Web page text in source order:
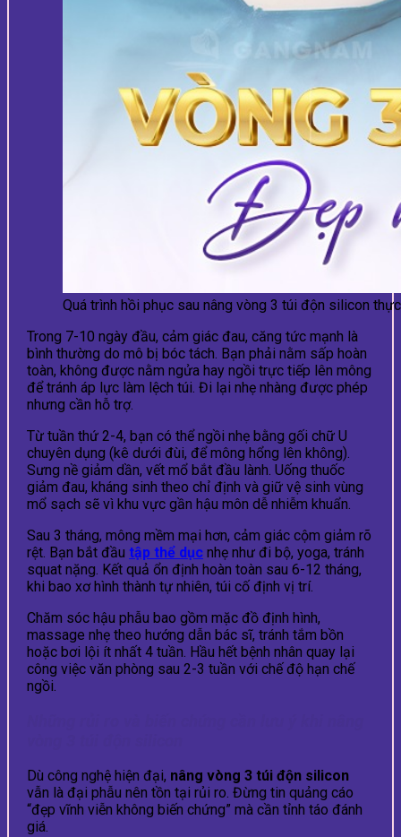
Quá trình hồi phục sau nâng vòng 3 túi độn silicon
Trong 7-10 ngày đầu, cảm giác đau, căng tức mạnh là
bình thường do mô bị bóc tách. Bạn phải nằm sấp hoàn
toàn, không được nằm ngửa hay ngồi trực tiếp lên mông
để tránh áp lực làm lệch túi. Đi lại nhẹ nhàng được phép
nhưng cần hỗ trợ.
Từ tuần thứ 2-4, bạn có thể ngồi nhẹ bằng gối chữ U
chuyên dụng (kê dưới đùi, để mông hổng lên không).
Sưng nề giảm dần, vết mổ bắt đầu lành. Uống thuốc
giảm đau, kháng sinh theo chỉ định và giữ vệ sinh vùng
mổ sạch sẽ vì khu vực gần hậu môn dễ nhiễm khuẩn.
Sau 3 tháng, mông mềm mại hơn, cảm giác cộm giảm rõ
rệt. Bạn bắt đầu tập thể dục nhẹ như đi bộ, yoga, tránh
squat nặng. Kết quả ổn định hoàn toàn sau 6-12 tháng,
khi bao xơ hình thành tự nhiên, túi cố định vị trí.
Chăm sóc hậu phẫu bao gồm mặc đồ định hình,
massage nhẹ theo hướng dẫn bác sĩ, tránh tắm bồn
hoặc bơi lội ít nhất 4 tuần. Hầu hết bệnh nhân quay lại
công việc văn phòng sau 2-3 tuần với chế độ hạn chế
ngồi.
Dù công nghệ hiện đại, nâng vòng 3 túi độn silicon
vẫn là đại phẫu nên tồn tại rủi ro. Đừng tin quảng cáo
“đẹp vĩnh viễn không biến chứng” mà cần tỉnh táo đánh
giá.